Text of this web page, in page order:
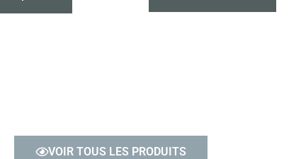
VOIR TOUS LES PRODUITS